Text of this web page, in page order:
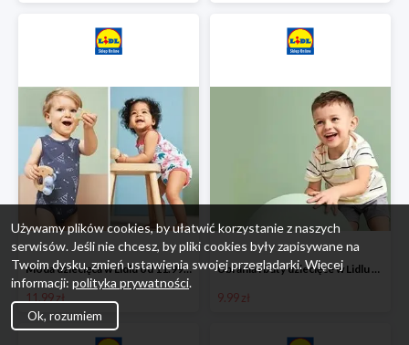
Moda dziecięca w Lidlu od 11.99 zł
11.99 zł
Ubrania i buty dziecięce w Lidlu Online od 9,99 zł
9.99 zł
Używamy plików cookies, by ułatwić korzystanie z naszych
serwisów. Jeśli nie chcesz, by pliki cookies były zapisywane na
Twoim dysku, zmień ustawienia swojej przeglądarki. Więcej
informacji: polityka prywatności.
Ok, rozumiem